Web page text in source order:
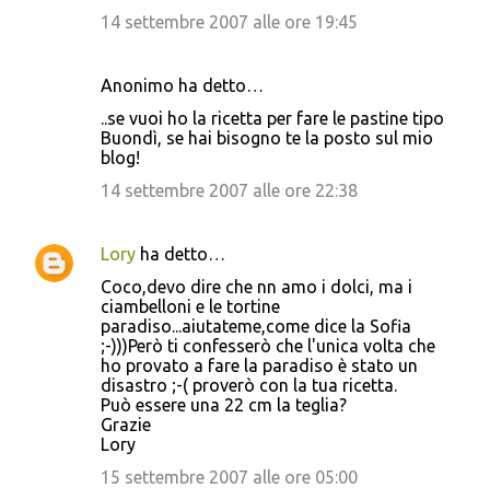
14 settembre 2007 alle ore 19:45
Anonimo ha detto…
..se vuoi ho la ricetta per fare le pastine tipo
Buondì, se hai bisogno te la posto sul mio
blog!
14 settembre 2007 alle ore 22:38
Lory ha detto…
Coco,devo dire che nn amo i dolci, ma i
ciambelloni e le tortine
paradiso...aiutateme,come dice la Sofia
;-)))Però ti confesserò che l'unica volta che
ho provato a fare la paradiso è stato un
disastro ;-( proverò con la tua ricetta.
Può essere una 22 cm la teglia?
Grazie
Lory
15 settembre 2007 alle ore 05:00